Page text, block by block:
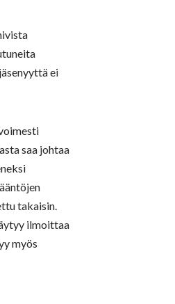
ei
saa johtaa
takaisin.
ilmoittaa
myös